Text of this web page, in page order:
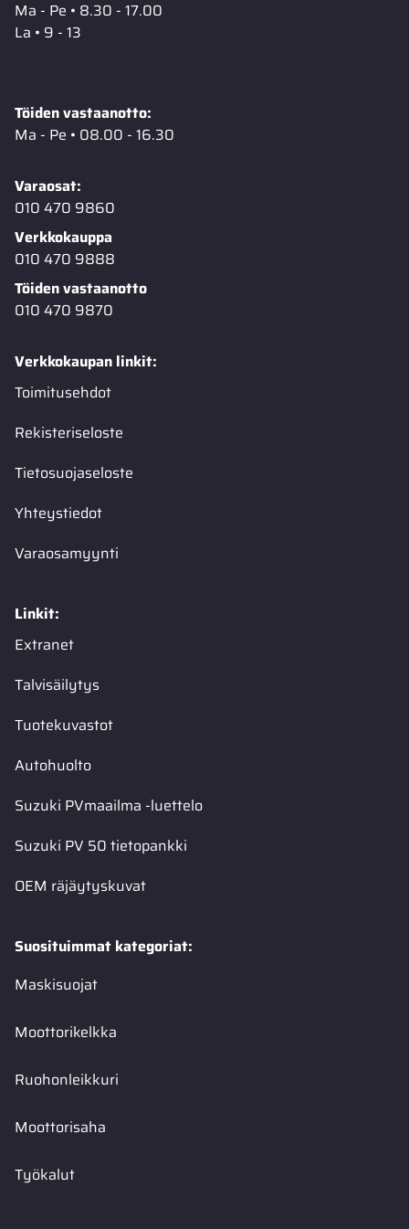
Ma - Pe • 8.30 - 17.00
La • 9 - 13
Töiden vastaanotto:
Ma - Pe • 08.00 - 16.30
Varaosat:
010 470 9860
Verkkokauppa
010 470 9888
Töiden vastaanotto
010 470 9870
Verkkokaupan linkit:
Toimitusehdot
Rekisteriseloste
Tietosuojaseloste
Yhteystiedot
Varaosamyynti
Linkit:
Extranet
Talvisäilytys
Tuotekuvastot
Autohuolto
Suzuki PVmaailma -luettelo
Suzuki PV 50 tietopankki
OEM räjäytyskuvat
Suosituimmat kategoriat:
Maskisuojat
Moottorikelkka
Ruohonleikkuri
Moottorisaha
Työkalut